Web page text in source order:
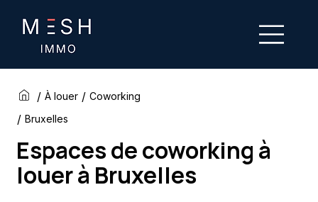
/ À louer / Coworking
/ Bruxelles
Espaces de coworking à
louer à Bruxelles